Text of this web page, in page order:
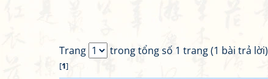
Trang trong tổng số 1 trang (1 bài trả lời)
[1]